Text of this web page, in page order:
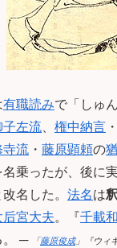
有職読みで「しゅ
子左流、 権中納言 ・
寺流 ・ 藤原顕頼の
名乗ったが、後に
名した。 法名は
后宮大夫。『 千載
。 ─
「 藤原俊成」『ウィ